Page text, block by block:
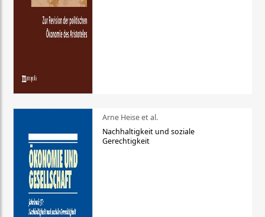
Arne Heise et al.
Nachhaltigkeit und soziale
Gerechtigkeit